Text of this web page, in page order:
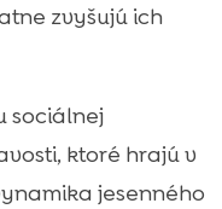
zvyšujú ich
sociálnej
ktoré hrajú v
jesenného